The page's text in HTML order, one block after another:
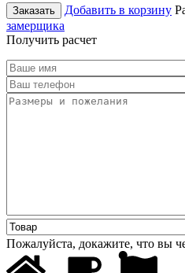
Заказать Добавить в корзину
замерщика
Получить расчет
Пожалуйста, докажите, что вы